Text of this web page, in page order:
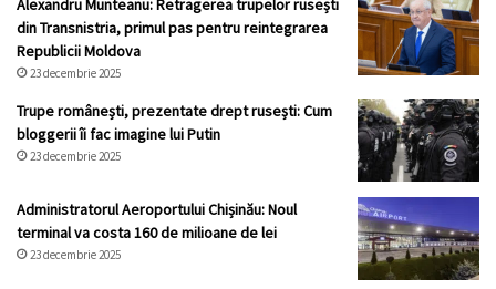
Alexandru Munteanu: Retragerea trupelor rusești
din Transnistria, primul pas pentru reintegrarea
Republicii Moldova
23 decembrie 2025
Trupe românești, prezentate drept rusești: Cum
bloggerii îi fac imagine lui Putin
23 decembrie 2025
Administratorul Aeroportului Chișinău: Noul
terminal va costa 160 de milioane de lei
23 decembrie 2025